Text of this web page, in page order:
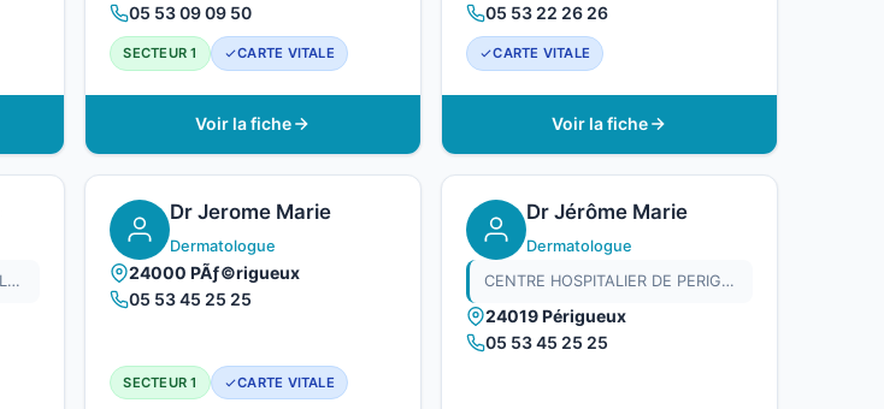
05 53 09 09 50
SECTEUR 1 CARTE VITALE
Voir la fiche
05 53 22 26 26
CARTE VITALE
Voir la fiche
CABINET DU DR ISABELLE PAULHAC
Dr Jerome Marie
Dermatologue
24000 PÃƒ©rigueux
05 53 45 25 25
SECTEUR 1 CARTE VITALE
Dr Jérôme Marie
Dermatologue
CENTRE HOSPITALIER DE PERIGUEUX
24019 Périgueux
05 53 45 25 25